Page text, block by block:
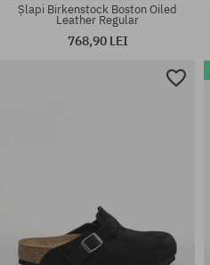
Șlapi Birkenstock Boston Oiled
Leather Regular
768,90 LEI